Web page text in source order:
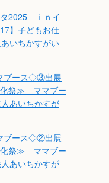
2025 ｉｎイ
】子どもお仕
いちかすがい
ブース◇③出展
祭≫ ママブー
あいちかすが
ブース◇②出展
祭≫ ママブー
あいちかすが